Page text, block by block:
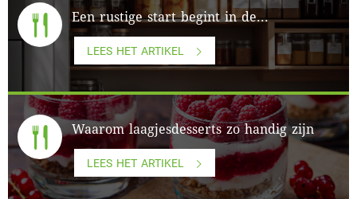
Een rustige start begint in de...
LEES HET ARTIKEL
Waarom laagjesdesserts zo handig zijn
LEES HET ARTIKEL